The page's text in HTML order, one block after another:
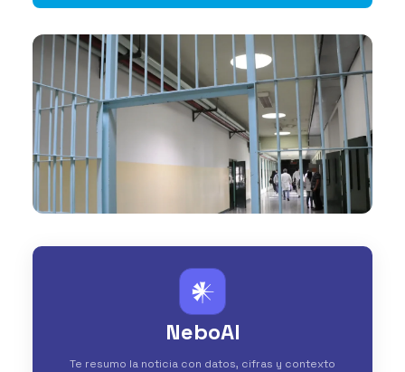
𒀭
NeboAI
Te resumo la noticia con datos, cifras y contexto